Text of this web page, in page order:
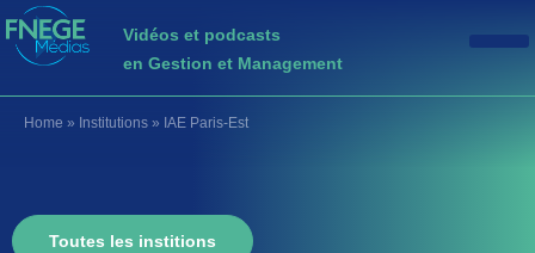
Vidéos et podcasts
en Gestion et Management
Home » Institutions » IAE Paris-Est
Toutes les institions